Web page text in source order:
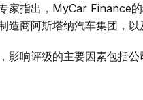
家指出，MyCar Finance
造商阿斯塔纳汽车集团，
影响评级的主要因素包括